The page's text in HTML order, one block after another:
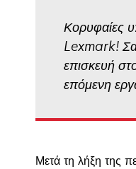
Κορυφαίες
Lexmark!
επισκευή
επόμενη
Μετά τη λήξη της